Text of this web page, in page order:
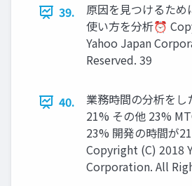
39.
原因を見つけるため
使い方を分析⏰
Yahoo Japan
Reserved. 39
40.
業務時間の分析をし
21% その他 23%
23% 開発の時間が
Copyright (C) 2018
Corporation. All